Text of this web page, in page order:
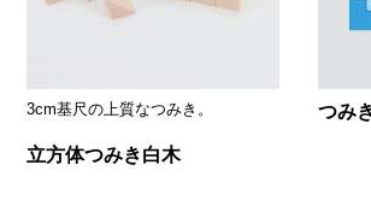
3cm基尺の上質なつみき。
立方体つみき白木
つみ